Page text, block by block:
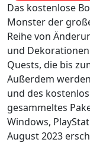
Das kostenlose
Monster der
Reihe von
und
Quests, die bis
Außerdem
und des
gesammeltes
Windows,
August 2023